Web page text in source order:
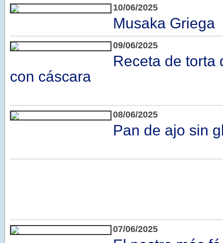
10/06/2025
Musaka Griega
09/06/2025
Receta de torta
con cáscara
08/06/2025
Pan de ajo sin
07/06/2025